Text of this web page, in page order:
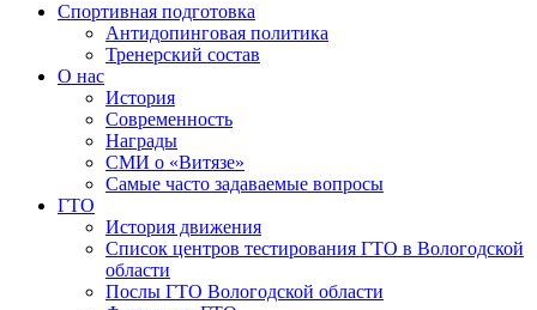
Спортивная подготовка
Антидопинговая политика
Тренерский состав
О нас
История
Современность
Награды
СМИ о «Витязе»
Самые часто задаваемые вопросы
ГТО
История движения
Список центров тестирования ГТО в Вологодской
области
Послы ГТО Вологодской области